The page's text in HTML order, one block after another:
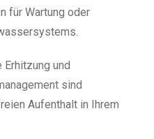
für Wartung oder
und
sind
Aufenthalt in Ihrem